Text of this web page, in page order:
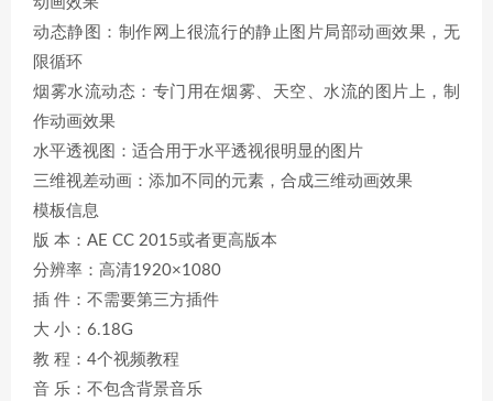
动态静图：制作网上很流行的静止图片局部动画效果，无
限循环
烟雾水流动态：专门用在烟雾、天空、水流的图片上，制
作动画效果
水平透视图：适合用于水平透视很明显的图片
三维视差动画：添加不同的元素，合成三维动画效果
模板信息
版 本：AE CC 2015或者更高版本
分辨率：高清1920×1080
插 件：不需要第三方插件
大 小：6.18G
教 程：4个视频教程
音 乐：不包含背景音乐